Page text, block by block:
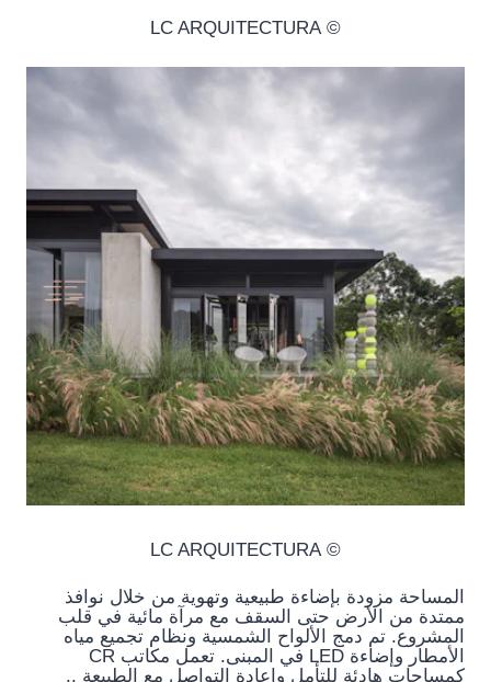
© LC ARQUITECTURA
© LC ARQUITECTURA
المساحة مزودة بإضاءة طبيعية وتهوية من خلال نوافذ
ممتدة من الأرض حتى السقف مع مرآة مائية في قلب
المشروع. تم دمج الألواح الشمسية ونظام تجميع مياه
الأمطار وإضاءة LED في المبنى. تعمل مكاتب CR
كمساحات هادئة للتأمل وإعادة التواصل مع الطبيعة ..